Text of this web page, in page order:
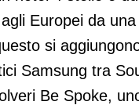
Europei da
si
Samsung tra
Be Spoke,